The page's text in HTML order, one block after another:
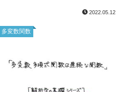
2022.05.12
多変数関数